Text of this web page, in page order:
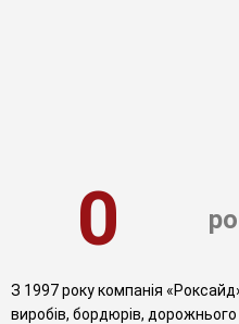
0
З 1997 року компанія
виробів, бордюрів,